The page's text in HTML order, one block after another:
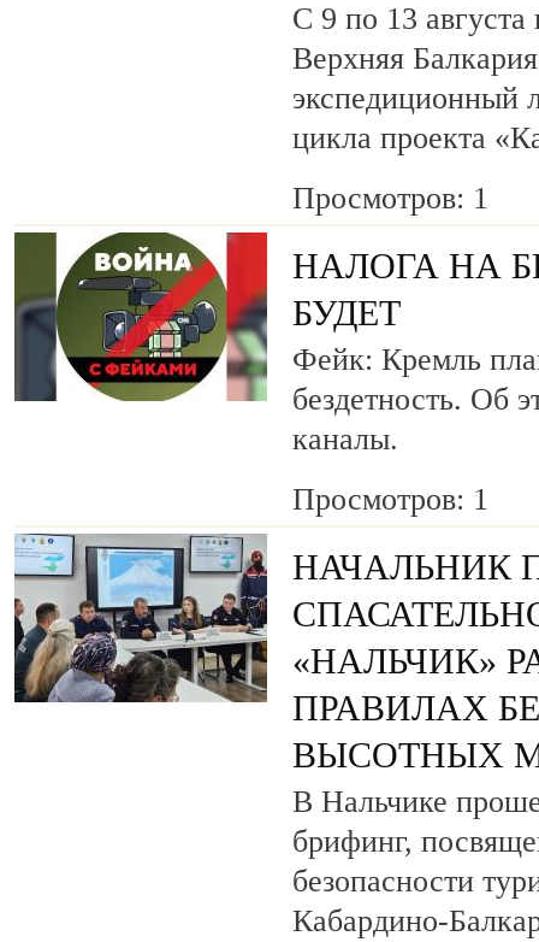
С 9 по 13 августа
Верхняя
экспедиционный
цикла проекта
Просмотров: 1
НАЛОГА НА
БУДЕТ
Фейк: Кремль
бездетность. Об
каналы.
Просмотров: 1
НАЧАЛЬНИК
«НАЛЬЧИК»
ПРАВИЛАХ
ВЫСОТНЫХ
В Нальчике
брифинг,
безопасности
Кабардино-